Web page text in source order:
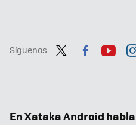
Síguenos
En Xataka Android